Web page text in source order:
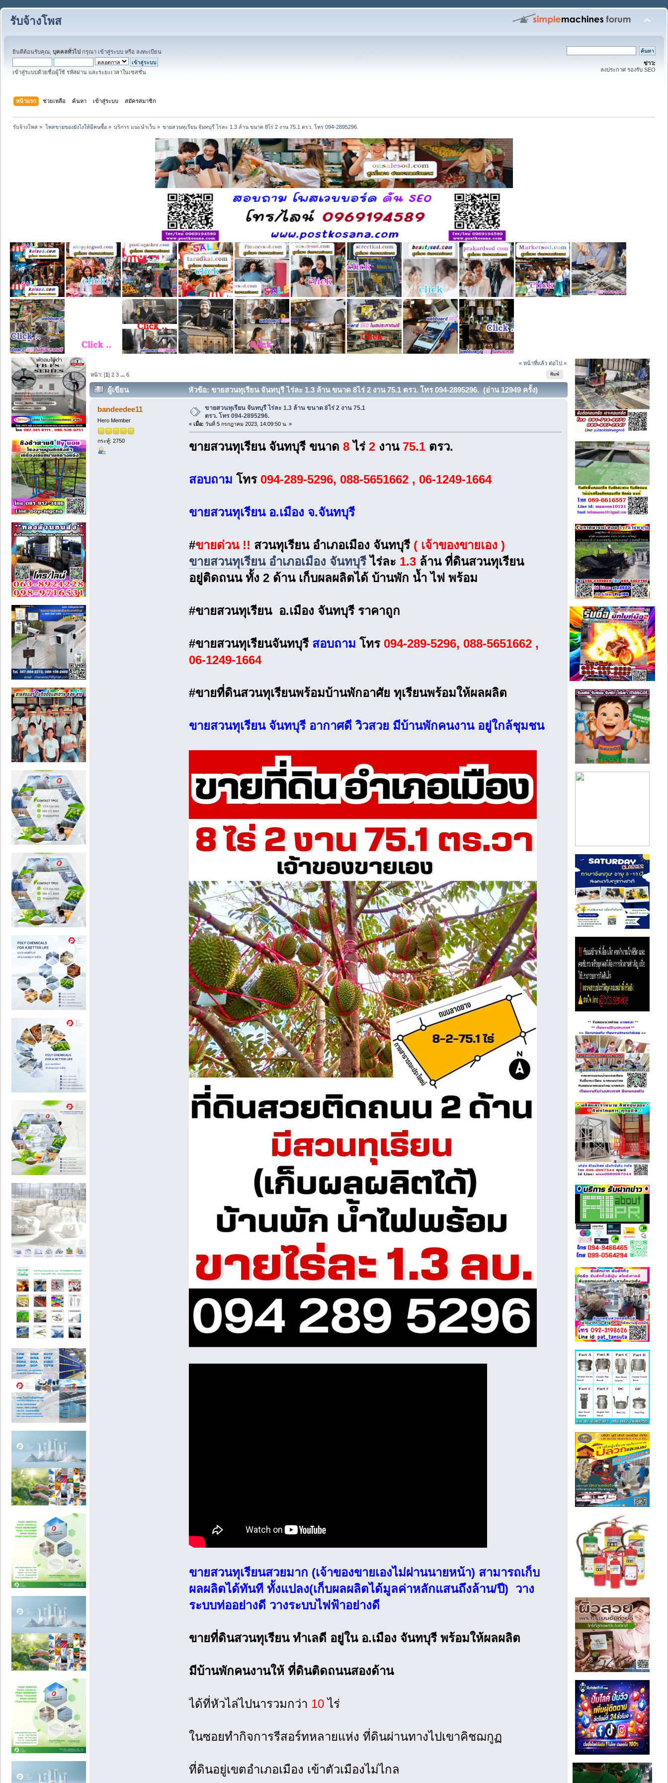
รับจ้างโพส
ยินดีต้อนรับคุณ, บุคคลทั่วไป กรุณา เข้าสู่ระบบ หรือ ลงทะเบียน
เข้าสู่ระบบด้วยชื่อผู้ใช้ รหัสผ่าน และระยะเวลาในเซสชั่น
ข่าว:
ลงประกาศ รองรับ SEO
หน้าแรก ช่วยเหลือ ค้นหา เข้าสู่ระบบ สมัครสมาชิก
รับจ้างโพส » โพสขายของยังไงให้มีคนซื้อ» บริการ แนะนำเว็บ » ขายสวนทุเรียน จันทบุรี ไร่ละ 1.3 ล้าน ขนาด 8ไร่ 2 งาน 75.1 ตรว. โทร 094-2895296.
« หน้าที่แล้ว ต่อไป »
พิมพ์
หน้า: [1]2 3 ...6
ผู้เขียน หัวข้อ: ขายสวนทุเรียน จันทบุรี ไร่ละ 1.3 ล้าน ขนาด 8ไร่ 2 งาน 75.1 ตรว. โทร 094-2895296. (อ่าน 12949 ครั้ง)
bandeedee11
Hero Member
กระทู้: 2750
ขายสวนทุเรียน จันทบุรี ไร่ละ 1.3 ล้าน ขนาด 8ไร่ 2 งาน 75.1
ตรว. โทร 094-2895296.
« เมื่อ: วันที่ 5 กรกฎาคม 2023, 14:09:50 น. »
ขายสวนทุเรียน จันทบุรี ขนาด 8ไร่ 2งาน75.1ตรว.
สอบถาม โทร 094-289-5296, 088-5651662 , 06-1249-1664
ขายสวนทุเรียน อ.เมือง จ.จันทบุรี
#ขายด่วน !! สวนทุเรียน อำเภอเมือง จันทบุรี( เจ้าของขายเอง )
ขายสวนทุเรียน อำเภอเมือง จันทบุรีไร่ละ 1.3 ล้าน ที่ดินสวนทุเรียน
อยู่ติดถนน ทั้ง 2 ด้าน เก็บผลผลิตได้ บ้านพัก น้ำ ไฟ พร้อม
#ขายสวนทุเรียน อ.เมือง จันทบุรี ราคาถูก
#ขายสวนทุเรียนจันทบุรี สอบถาม โทร 094-289-5296, 088-5651662 ,
06-1249-1664
#ขายที่ดินสวนทุเรียนพร้อมบ้านพักอาศัย ทุเรียนพร้อมให้ผลผลิต
ขายสวนทุเรียน จันทบุรี อากาศดี วิวสวย มีบ้านพักคนงาน อยู่ใกล้ชุมชน
ขายสวนทุเรียนสวยมาก (เจ้าของขายเองไม่ผ่านนายหน้า) สามารถเก็บ
ผลผลิตได้ทันที ทั้งแปลง(เก็บผลผลิตได้มูลค่าหลักแสนถึงล้าน/ปี) วาง
ระบบท่ออย่างดี วางระบบไฟฟ้าอย่างดี
ขายที่ดินสวนทุเรียน ทำเลดี อยู่ใน อ.เมือง จันทบุรี พร้อมให้ผลผลิต
มีบ้านพักคนงานให้ ที่ดินติดถนนสองด้าน
ได้ที่หัวไล่ไปนารวมกว่า 10ไร่
ในซอยทำกิจการรีสอร์ทหลายแห่ง ที่ดินผ่านทางไปเขาคิชฌกูฏ
ที่ดินอยู่เขตอำเภอเมือง เข้าตัวเมืองไม่ไกล